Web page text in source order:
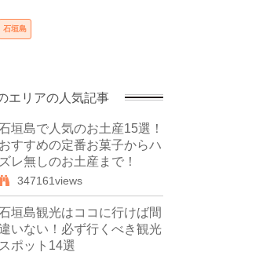
石垣島
エリアの人気記事
垣島で人気のお土産15選！
おすすめの定番お菓子からハ
ズレ無しのお土産まで！
347161views
垣島観光はココに行けば間
いない！必ず行くべき観光
スポット14選